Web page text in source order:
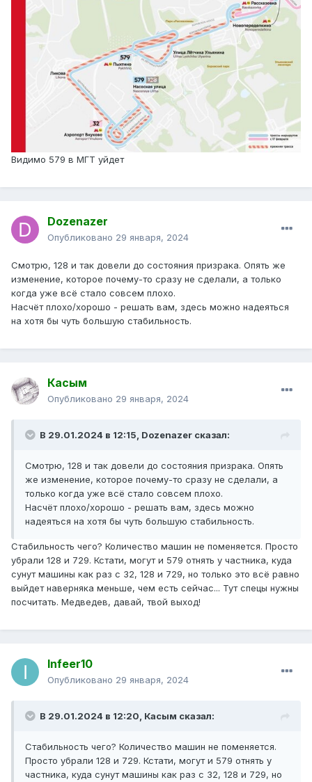
Видимо 579 в МГТ уйдет
Dozenazer
Опубликовано 29 января, 2024
Смотрю, 128 и так довели до состояния призрака. Опять же
изменение, которое почему-то сразу не сделали, а только
когда уже всё стало совсем плохо.
Насчёт плохо/хорошо - решать вам, здесь можно надеяться
на хотя бы чуть большую стабильность.
Касым
Опубликовано 29 января, 2024
В 29.01.2024 в 12:15, Dozenazer сказал:
Смотрю, 128 и так довели до состояния призрака. Опять
же изменение, которое почему-то сразу не сделали, а
только когда уже всё стало совсем плохо.
Насчёт плохо/хорошо - решать вам, здесь можно
надеяться на хотя бы чуть большую стабильность.
Стабильность чего? Количество машин не поменяется. Просто
убрали 128 и 729. Кстати, могут и 579 отнять у частника, куда
сунут машины как раз с 32, 128 и 729, но только это всё равно
выйдет наверняка меньше, чем есть сейчас... Тут спецы нужны
посчитать. Медведев, давай, твой выход!
Infeer10
Опубликовано 29 января, 2024
В 29.01.2024 в 12:20, Касым сказал:
Стабильность чего? Количество машин не поменяется.
Просто убрали 128 и 729. Кстати, могут и 579 отнять у
частника, куда сунут машины как раз с 32, 128 и 729, но